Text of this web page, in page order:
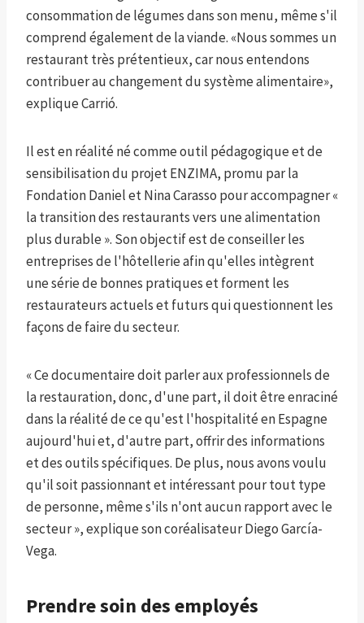
consommation de légumes dans son menu, même s'il
comprend également de la viande. «Nous sommes un
restaurant très prétentieux, car nous entendons
contribuer au changement du système alimentaire»,
explique Carrió.
Il est en réalité né comme outil pédagogique et de
sensibilisation du projet ENZIMA, promu par la
Fondation Daniel et Nina Carasso pour accompagner «
la transition des restaurants vers une alimentation
plus durable ». Son objectif est de conseiller les
entreprises de l'hôtellerie afin qu'elles intègrent
une série de bonnes pratiques et forment les
restaurateurs actuels et futurs qui questionnent les
façons de faire du secteur.
« Ce documentaire doit parler aux professionnels de
la restauration, donc, d'une part, il doit être enraciné
dans la réalité de ce qu'est l'hospitalité en Espagne
aujourd'hui et, d'autre part, offrir des informations
et des outils spécifiques. De plus, nous avons voulu
qu'il soit passionnant et intéressant pour tout type
de personne, même s'ils n'ont aucun rapport avec le
secteur », explique son coréalisateur Diego García-
Vega.
Prendre soin des employés